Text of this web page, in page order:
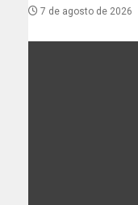
7 de agosto de 2026